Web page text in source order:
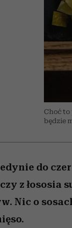
Choć to
będzie
do
z łososia
Nic o